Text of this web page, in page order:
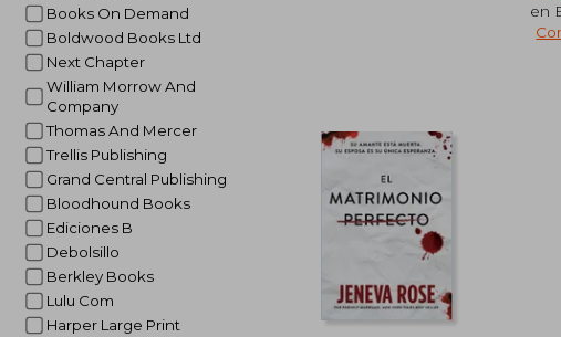
Books On Demand
Boldwood Books Ltd
Next Chapter
William Morrow And
Company
Thomas And Mercer
Trellis Publishing
Grand Central Publishing
Bloodhound Books
Ediciones B
Debolsillo
Berkley Books
Lulu Com
Harper Large Print
50%
dcto.
en